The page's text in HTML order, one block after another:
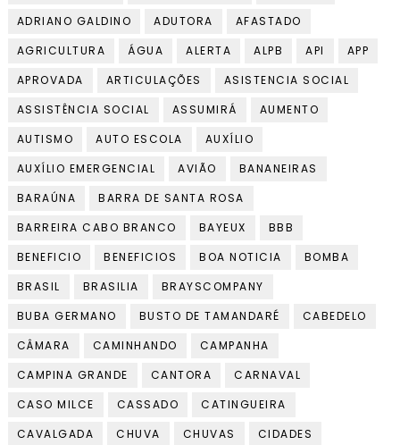
ADRIANO GALDINO
ADUTORA
AFASTADO
AGRICULTURA
ÁGUA ALERTA ALPB API
APP
APROVADA
ARTICULAÇÕES
ASISTENCIA SOCIAL
ASSISTÊNCIA SOCIAL
ASSUMIRÁ
AUMENTO
AUTISMO
AUTO ESCOLA
AUXÍLIO
AUXÍLIO EMERGENCIAL
AVIÃO
BANANEIRAS
BARAÚNA
BARRA DE SANTA ROSA
BARREIRA CABO BRANCO
BAYEUX
BBB
BENEFICIO
BENEFICIOS BOA NOTICIA
BOMBA
BRASIL
BRASILIA
BRAYSCOMPANY
BUBA GERMANO
BUSTO DE TAMANDARÉ
CABEDELO
CÂMARA
CAMINHANDO
CAMPANHA
CAMPINA GRANDE
CANTORA
CARNAVAL
CASO MILCE
CASSADO
CATINGUEIRA
CAVALGADA
CHUVA CHUVAS
CIDADES